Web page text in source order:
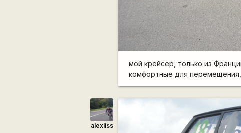
мой крейсер, только из
комфортные для
alexliss